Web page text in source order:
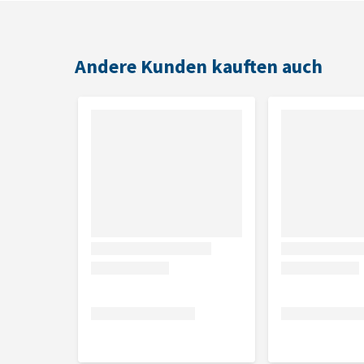
Der Eat Slow Feeder ist in den Farben: Blau, Grau,
Andere Kunden kauften auch